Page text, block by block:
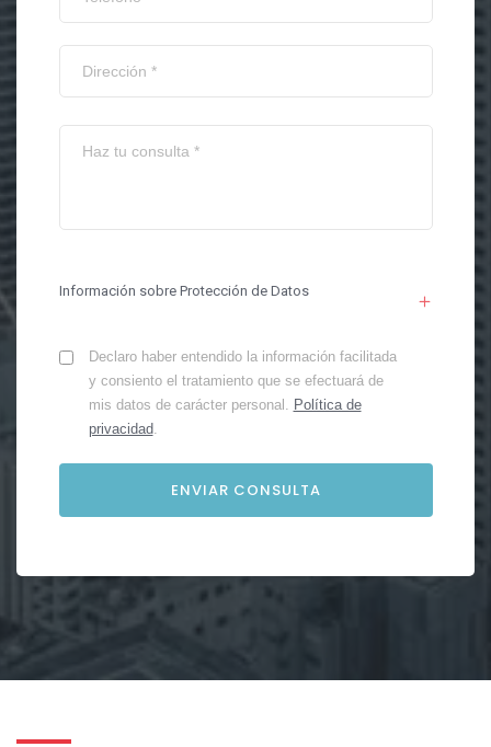
Información sobre Protección de Datos
Declaro haber entendido la información facilitada
y consiento el tratamiento que se efectuará de
mis datos de carácter personal. Política de
privacidad.